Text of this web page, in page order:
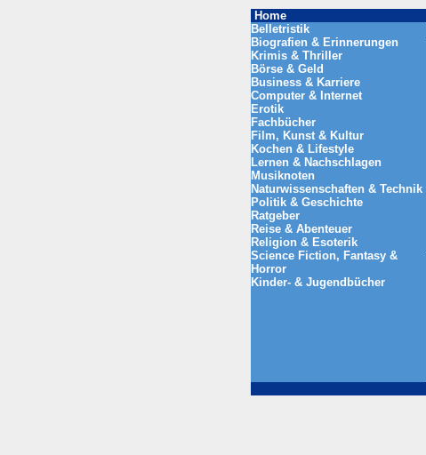
Home
Belletristik
Biografien & Erinnerungen
Krimis & Thriller
Börse & Geld
Business & Karriere
Computer & Internet
Erotik
Fachbücher
Film, Kunst & Kultur
Kochen & Lifestyle
Lernen & Nachschlagen
Musiknoten
Naturwissenschaften & Technik
Politik & Geschichte
Ratgeber
Reise & Abenteuer
Religion & Esoterik
Science Fiction, Fantasy &
Horror
Kinder- & Jugendbücher